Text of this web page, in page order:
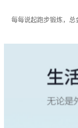
每每说起跑步锻炼，总